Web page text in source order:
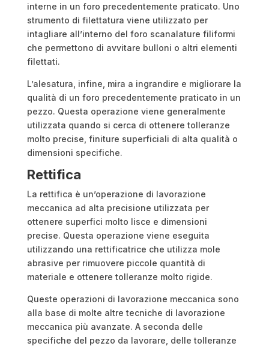
interne in un foro precedentemente praticato. Uno
strumento di filettatura viene utilizzato per
intagliare all’interno del foro scanalature filiformi
che permettono di avvitare bulloni o altri elementi
filettati.
L’alesatura, infine, mira a ingrandire e migliorare la
qualità di un foro precedentemente praticato in un
pezzo. Questa operazione viene generalmente
utilizzata quando si cerca di ottenere tolleranze
molto precise, finiture superficiali di alta qualità o
dimensioni specifiche.
Rettifica
La rettifica è un’operazione di lavorazione
meccanica ad alta precisione utilizzata per
ottenere superfici molto lisce e dimensioni
precise. Questa operazione viene eseguita
utilizzando una rettificatrice che utilizza mole
abrasive per rimuovere piccole quantità di
materiale e ottenere tolleranze molto rigide.
Queste operazioni di lavorazione meccanica sono
alla base di molte altre tecniche di lavorazione
meccanica più avanzate. A seconda delle
specifiche del pezzo da lavorare, delle tolleranze